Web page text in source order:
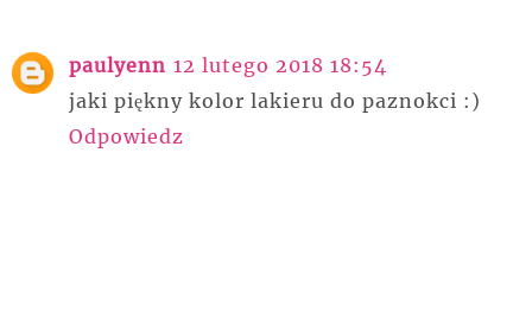
paulyenn 12 lutego 2018 18:54
jaki piękny kolor lakieru do paznokci :)
Odpowiedz